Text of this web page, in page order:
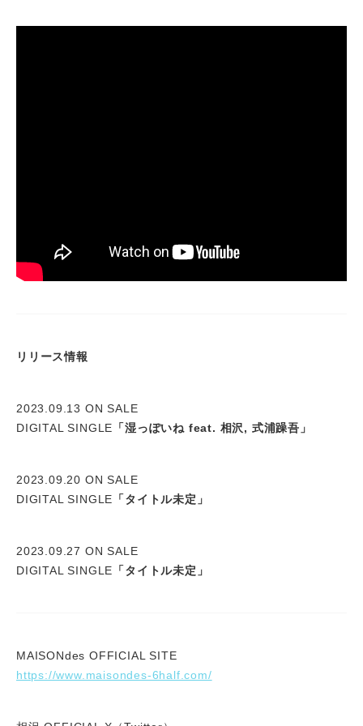
リリース情報
2023.09.13 ON SALE
DIGITAL SINGLE 「湿っぽいね feat. 相沢, 式浦躁吾」
2023.09.20 ON SALE
DIGITAL SINGLE 「タイトル未定」
2023.09.27 ON SALE
DIGITAL SINGLE 「タイトル未定」
MAISONdes OFFICIAL SITE
https://www.maisondes-6half.com/